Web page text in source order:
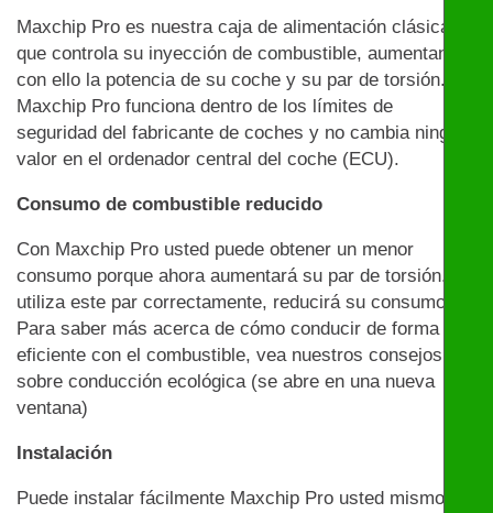
Maxchip Pro es nuestra caja de alimentación clásica
que controla su inyección de combustible, aumentando
con ello la potencia de su coche y su par de torsión.
Maxchip Pro funciona dentro de los límites de
seguridad del fabricante de coches y no cambia ningún
valor en el ordenador central del coche (ECU).
Consumo de combustible reducido
Con Maxchip Pro usted puede obtener un menor
consumo porque ahora aumentará su par de torsión. Si
utiliza este par correctamente, reducirá su consumo.
Para saber más acerca de cómo conducir de forma
eficiente con el combustible, vea nuestros consejos
sobre conducción ecológica (se abre en una nueva
ventana)
Instalación
Puede instalar fácilmente Maxchip Pro usted mismo: